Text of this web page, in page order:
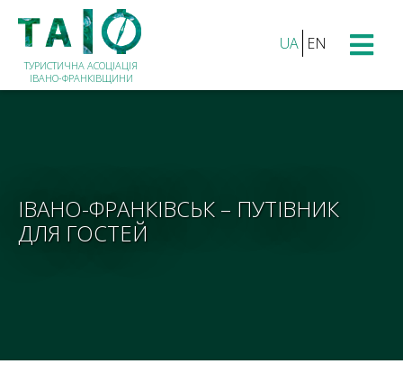
ТУРИСТИЧНА АСОЦІАЦІЯ
ІВАНО-ФРАНКІВЩИНИ
UA EN
ІВАНО-ФРАНКІВСЬК – ПУТІВНИК
ДЛЯ ГОСТЕЙ